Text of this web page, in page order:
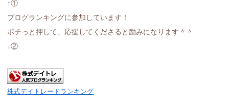
↑①
ブログランキングに参加しています！
ポチっと押して、応援してくださると励みになります＾＾
↓②
株式デイトレードランキング